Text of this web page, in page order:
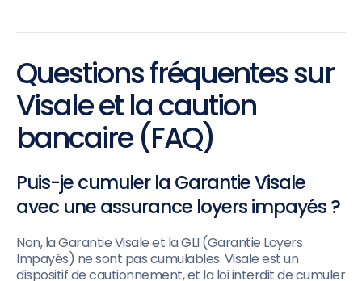
Questions fréquentes sur
Visale et la caution
bancaire (FAQ)
Puis-je cumuler la Garantie Visale
avec une assurance loyers impayés ?
Non, la Garantie Visale et la GLI (Garantie Loyers
Impayés) ne sont pas cumulables. Visale est un
dispositif de cautionnement, et la loi interdit de cumuler